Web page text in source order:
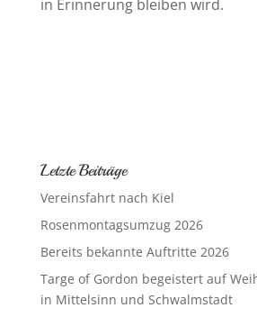
in Erinnerung bleiben wird.
Letzte Beiträge
Vereinsfahrt nach Kiel
Rosenmontagsumzug 2026
Bereits bekannte Auftritte 2026
Targe of Gordon begeistert auf
in Mittelsinn und Schwalmstadt